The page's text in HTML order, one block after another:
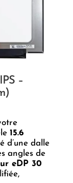
–
15.6
d’une dalle
angles de
eDP 30